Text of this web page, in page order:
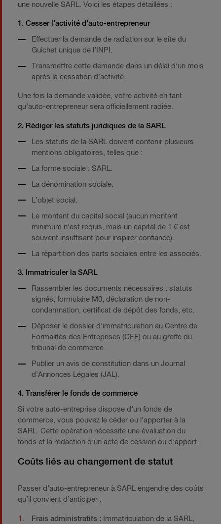
une nouvelle SARL. Voici les étapes détaillées :
1. Cesser l’activité d’auto-entrepreneur
Effectuer la demande de radiation sur le site du
Guichet unique de l’INPI.
Transmettre cette demande dans un délai d’un mois
après la cessation d’activité.
Une fois la demande validée, votre activité en tant
qu’auto-entrepreneur sera officiellement radiée.
2. Rédiger les statuts juridiques de la SARL
Les statuts de la SARL doivent contenir plusieurs
mentions obligatoires, telles que :
La forme sociale : SARL.
La dénomination sociale.
L’objet social.
Le montant du capital social (aucun montant
minimum n’est requis, mais un capital de 1 € est
souvent insuffisant pour inspirer confiance).
La répartition des parts sociales entre les associés.
3. Immatriculer la SARL
Rassembler les documents nécessaires : statuts
signés, formulaire M0, déclaration de non-
condamnation, certificat de dépôt des fonds, etc.
Déposer le dossier d’immatriculation au Centre de
Formalités des Entreprises (CFE) ou au greffe du
tribunal de commerce.
Publier un avis de constitution dans un Journal
d’Annonces Légales (JAL).
4. Transférer le fonds de commerce
Si votre auto-entreprise dispose d’un fonds de
commerce, vous pouvez le céder ou l’apporter à la
SARL. Cette opération nécessite une évaluation du
fonds et la rédaction d’un acte de cession ou d’apport.
Coûts liés au changement de statut
Passer d’auto-entrepreneur à SARL engendre des coûts
qu’il convient d’anticiper :
Frais administratifs : Immatriculation de la SARL,